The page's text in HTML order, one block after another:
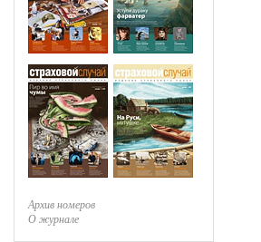
Архив номеров
О журнале